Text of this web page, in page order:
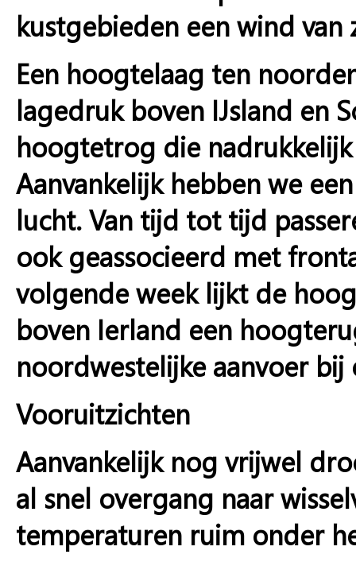
kustgebieden een wind van
Een hoogtelaag ten
lagedruk boven IJsland en
hoogtetrog die
Aanvankelijk hebben we
lucht. Van tijd tot tijd
ook geassocieerd met
volgende week lijkt de
boven Ierland een
noordwestelijke aanvoer bij
Vooruitzichten
Aanvankelijk nog vrijwel
al snel overgang naar
temperaturen ruim onder